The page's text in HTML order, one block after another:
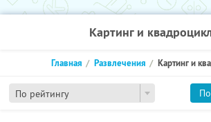
Картинг и
По рейтингу
Главная Развлечения Картинг и